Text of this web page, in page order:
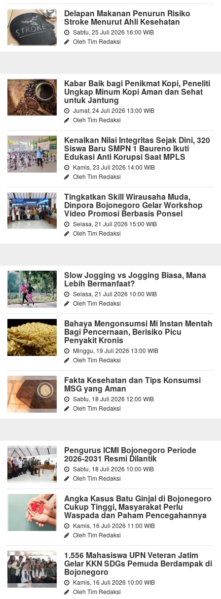
Delapan Makanan Penurun Risiko
Stroke Menurut Ahli Kesehatan
Sabtu, 25 Juli 2026 16:00 WIB
Oleh Tim Redaksi
Kabar Baik bagi Penikmat Kopi, Peneliti
Ungkap Minum Kopi Aman dan Sehat
untuk Jantung
Jumat, 24 Juli 2026 13:00 WIB
Oleh Tim Redaksi
Kenalkan Nilai Integritas Sejak Dini, 320
Siswa Baru SMPN 1 Baureno Ikuti
Edukasi Anti Korupsi Saat MPLS
Kamis, 23 Juli 2026 14:00 WIB
Oleh Tim Redaksi
Tingkatkan Skill Wirausaha Muda,
Dinpora Bojonegoro Gelar Workshop
Video Promosi Berbasis Ponsel
Selasa, 21 Juli 2026 15:00 WIB
Oleh Tim Redaksi
Slow Jogging vs Jogging Biasa, Mana
Lebih Bermanfaat?
Selasa, 21 Juli 2026 10:00 WIB
Oleh Tim Redaksi
Bahaya Mengonsumsi Mi Instan Mentah
Bagi Pencernaan, Berisiko Picu
Penyakit Kronis
Minggu, 19 Juli 2026 13:00 WIB
Oleh Tim Redaksi
Fakta Kesehatan dan Tips Konsumsi
MSG yang Aman
Sabtu, 18 Juli 2026 12:00 WIB
Oleh Tim Redaksi
Pengurus ICMI Bojonegoro Periode
2026-2031 Resmi Dilantik
Sabtu, 18 Juli 2026 10:00 WIB
Oleh Tim Redaksi
Angka Kasus Batu Ginjal di Bojonegoro
Cukup Tinggi, Masyarakat Perlu
Waspada dan Paham Pencegahannya
Kamis, 16 Juli 2026 11:00 WIB
Oleh Tim Redaksi
1.556 Mahasiswa UPN Veteran Jatim
Gelar KKN SDGs Pemuda Berdampak di
Bojonegoro
Kamis, 16 Juli 2026 10:00 WIB
Oleh Tim Redaksi